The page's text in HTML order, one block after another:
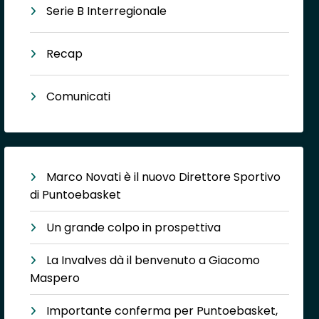
Serie B Interregionale
Recap
Comunicati
Marco Novati è il nuovo Direttore Sportivo
di Puntoebasket
Un grande colpo in prospettiva
La Invalves dà il benvenuto a Giacomo
Maspero
Importante conferma per Puntoebasket,